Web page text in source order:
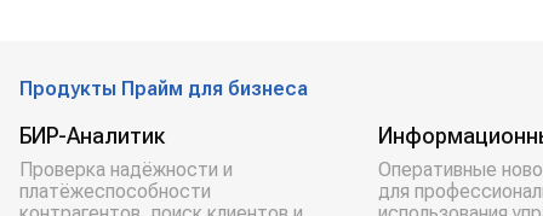
Продукты Прайм для бизнеса
БИР-Аналитик
Проверка надёжности и
платёжеспособности
Оперативные
для